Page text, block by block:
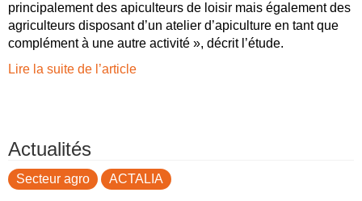
principalement des apiculteurs de loisir mais également des
agriculteurs disposant d’un atelier d’apiculture en tant que
complément à une autre activité », décrit l’étude.
Lire la suite de l’article
Actualités
Secteur agro ACTALIA